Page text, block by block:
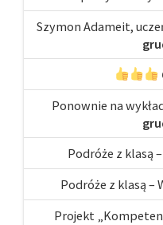
Szymon Adameit,
Ponownie na
Podróże z klasą
Podróże z klasą –
Projekt